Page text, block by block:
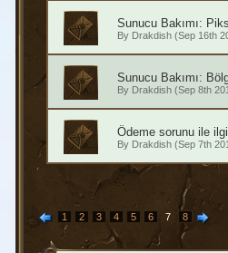
Sunucu Bakımı:
By Drakdish(Sep 16th
Sunucu Bakımı:
By Drakdish(Sep 8th
Ödeme sorunu ile
By Drakdish(Sep 7th
1 2 3 4 5 6 7 8